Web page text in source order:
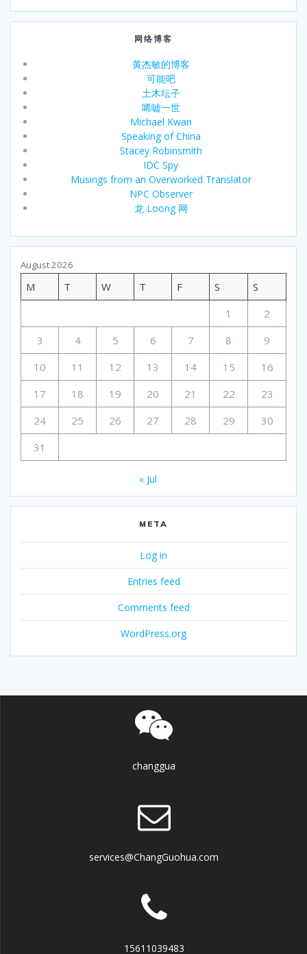
网络博客
黄杰敏的博客
可能吧
土木坛子
唏嘘一世
Michael Kwan
Speaking of China
Stacey Robinsmith
IDC Spy
Musings from an Overworked Translator
NPC Observer
龙 Loong 网
August 2026
M T W T F S
S
1
2
3
4 5 6 7 8
9
10
11 12 13 14 15
16
17
18 19 20 21 22
23
24
25 26 27 28 29
30
31
« Jul
META
Log in
Entries feed
Comments feed
WordPress.org
changgua
services@ChangGuohua.com
15611039483